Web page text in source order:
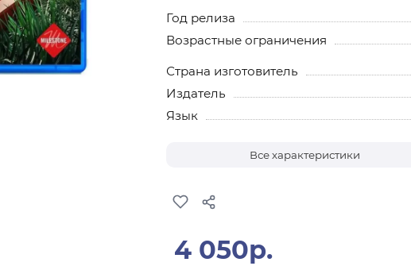
Год релиза
Возрастные ограничения
Страна изготовитель
Издатель
Язык
Все характеристики
4 050р.